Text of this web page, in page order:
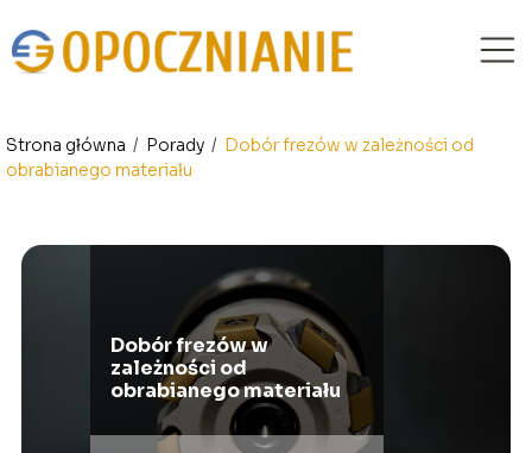
Strona główna / Porady / Dobór frezów w zależności od
obrabianego materiału
Dobór frezów w
zależności od
obrabianego materiału